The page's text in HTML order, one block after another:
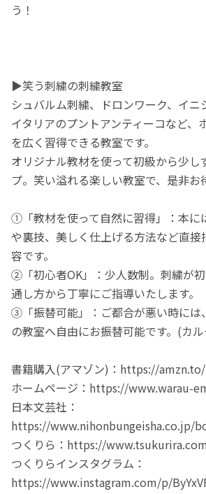
う！
▶笑う刺繍の刺繍教室
シュバルム刺繍、ドロンワーク、イニ
イタリアのプントアンティーコなど、
を広く習得できる教室です。
オリジナル教材を使って初級から少し
プ。笑い溢れる楽しい教室で、是非お
①「教材を使って自然に習得」：本に
や裏技、美しく仕上げる方法など直接
容です。
②「初心者OK」：少人数制。刺繍が
通し方から丁寧にご指導いたします。
③「振替可能」：ご都合が悪い時には
の教室へ自由にお振替可能です。(カ
書籍購入(アマゾン)：https://
ホームページ：https://www.warau-
日本文芸社：
https://www.nihonbungeisha.co.jp/
つくりら：https://
つくりらインスタグラム：
https://www.instagram.com/p/